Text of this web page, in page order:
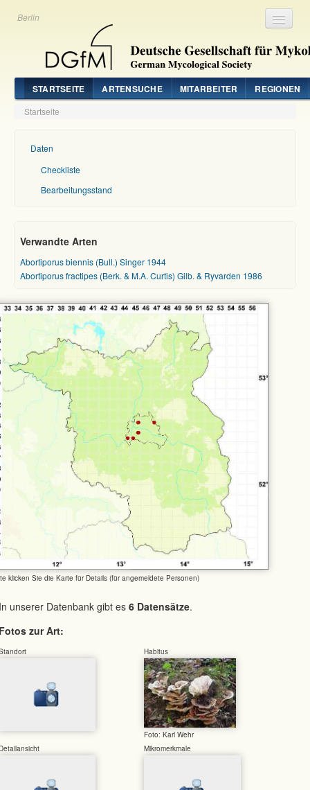
Berlin
STARTSEITE ARTENSUCHE MITARBEITER REGIONEN
Startseite
Daten
Checkliste
Bearbeitungsstand
Verwandte Arten
Abortiporus biennis (Bull.) Singer 1944
Abortiporus fractipes (Berk. & M.A. Curtis) Gilb. & Ryvarden 1986
klicken Sie die Karte für Details (für angemeldete Personen)
unserer Datenbank gibt es 6 Datensätze.
zur Art:
Habitus
Foto: Karl Wehr
Mikromerkmale